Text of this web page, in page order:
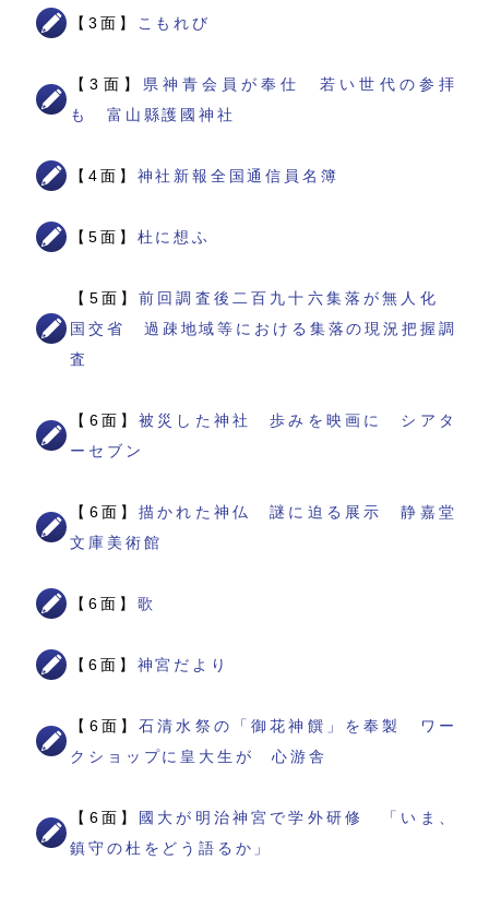
【3面】 こもれび
【3面】 県神青会員が奉仕 若い世代の参拝
も 富山縣護國神社
【4面】 神社新報全国通信員名簿
【5面】 杜に想ふ
【5面】前回調査後二百九十六集落が無人化
国交省 過疎地域等における集落の現況把握調
査
【6面】被災した神社 歩みを映画に シアタ
ーセブン
【6面】描かれた神仏 謎に迫る展示 静嘉堂
文庫美術館
【6面】 歌
【6面】 神宮だより
【6面】石清水祭の「御花神饌」を奉製 ワー
クショップに皇大生が 心游舎
【6面】
國大が明治神宮で学外研修 「いま、
鎮守の杜をどう語るか」